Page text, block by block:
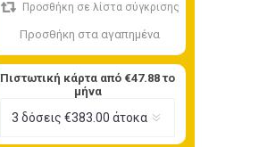
Πιστωτική κάρτα από €47.88 το
μήνα